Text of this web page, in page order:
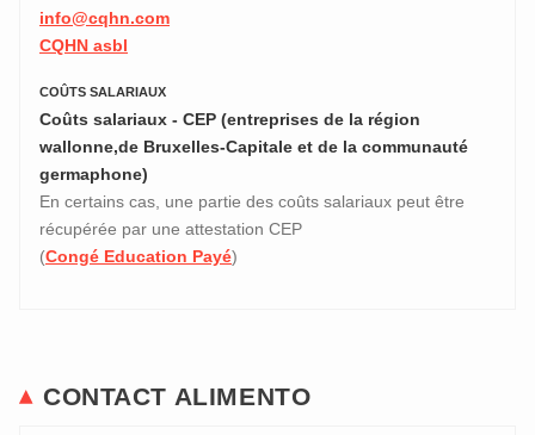
info@cqhn.com
CQHN asbl
COÛTS SALARIAUX
Coûts salariaux - CEP (entreprises de la région
wallonne,de Bruxelles-Capitale et de la communauté
germaphone)
En certains cas, une partie des coûts salariaux peut être
récupérée par une attestation CEP
(Congé Education Payé)
CONTACT ALIMENTO